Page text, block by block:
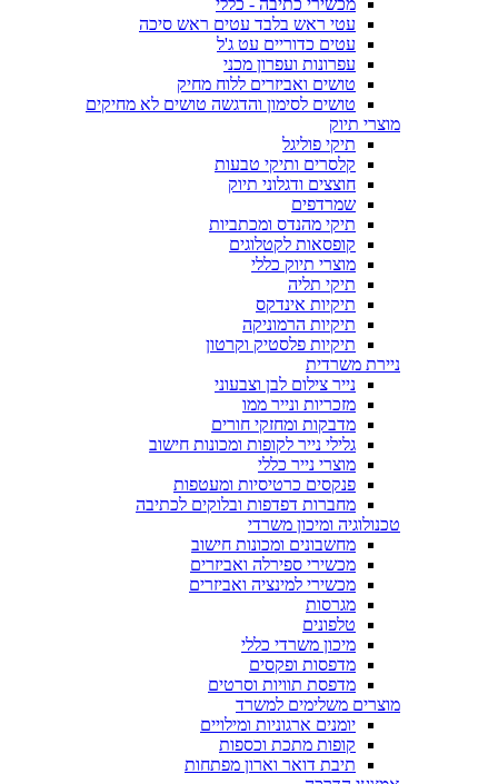
מכשירי כתיבה - כללי
עטי ראש בלבד עטים ראש סיכה
עטים כדוריים עט ג'ל
עפרונות ועפרון מכני
טושים ואביזרים ללוח מחיק
טושים לסימון והדגשה טושים לא מחיקים
מוצרי תיוק
תיקי פוליגל
קלסרים ותיקי טבעות
חוצצים ודגלוני תיוק
שמרדפים
תיקי מהנדס ומכתביות
קופסאות לקטלוגים
מוצרי תיוק כללי
תיקי תליה
תיקיות אינדקס
תיקיות הרמוניקה
תיקיות פלסטיק וקרטון
ניירת משרדית
נייר צילום לבן וצבעוני
מזכריות ונייר ממו
מדבקות ומחזקי חורים
גלילי נייר לקופות ומכונות חישוב
מוצרי נייר כללי
פנקסים כרטיסיות ומעטפות
מחברות דפדפות ובלוקים לכתיבה
טכנולוגיה ומיכון משרדי
מחשבונים ומכונות חישוב
מכשירי ספירלה ואביזרים
מכשירי למינציה ואביזרים
מגרסות
טלפונים
מיכון משרדי כללי
מדפסות ופקסים
מדפסת תוויות וסרטים
מוצרים משלימים למשרד
יומנים ארגוניות ומילויים
קופות מתכת וכספות
תיבת דואר וארון מפתחות